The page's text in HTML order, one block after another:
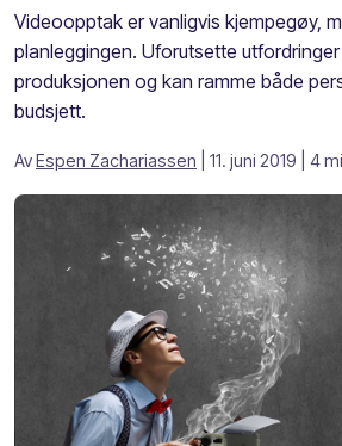
Videoopptak er vanligvis kjempegøy,
planleggingen. Uforutsette
produksjonen og kan ramme både
budsjett.
AvEspen Zachariassen | 11. juni 2019 | 4